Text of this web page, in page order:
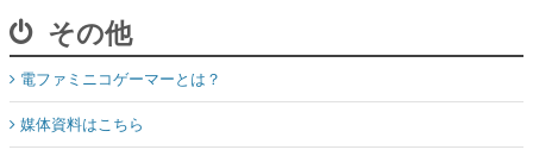
その他
電ファミニコゲーマーとは？
媒体資料はこちら